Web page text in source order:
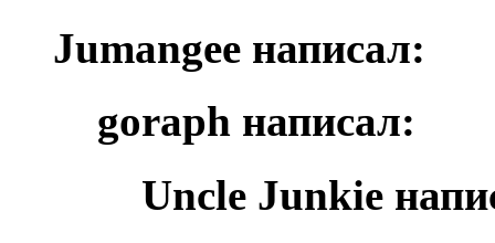
Jumangee написал:
goraph написал:
Uncle Junkie